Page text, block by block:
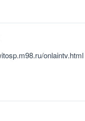
onlaintv.html